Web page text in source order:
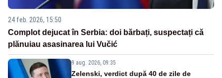
24 feb. 2026, 15:50
Complot dejucat în Serbia: doi bărbați, suspectați că
plănuiau asasinarea lui Vučić
9 aug. 2026, 09:35
Zelenski, verdict după 40 de zile de